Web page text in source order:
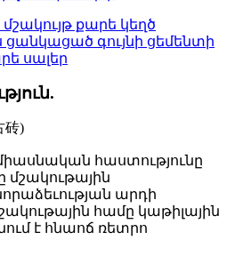
砖)
հաստությունը
մշակութային
արդի
համը կաթիլային
է հնաոճ ռետրո